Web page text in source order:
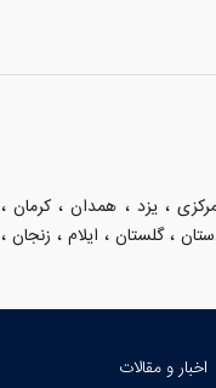
،یزد ، همدان، کرمان
،گلستان ، ایلام ، زنجان ،
اخبار و مقالات